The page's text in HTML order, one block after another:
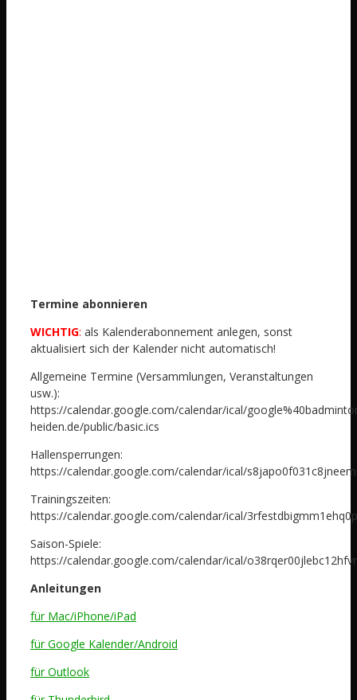
Termine abonnieren
WICHTIG: als Kalenderabonnement anlegen, sonst
aktualisiert sich der Kalender nicht automatisch!
Allgemeine Termine (Versammlungen, Veranstaltungen
usw.):
https://calendar.google.com/calendar/ical/
heiden.de/public/basic.ics
Hallensperrungen:
https://calendar.google.com/calendar/ical/
Trainingszeiten:
https://calendar.google.com/calendar/ical/
Saison-Spiele:
https://calendar.google.com/calendar/ical/
Anleitungen
für Mac/iPhone/iPad
für Google Kalender/Android
für Outlook